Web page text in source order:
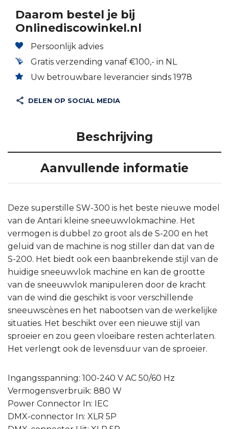
Daarom bestel je bij
Onlinediscowinkel.nl
Persoonlijk advies
Gratis verzending vanaf €100,- in NL
Uw betrouwbare leverancier sinds 1978
DELEN OP SOCIAL MEDIA
Beschrijving
Aanvullende informatie
Deze superstille SW-300 is het beste nieuwe model
van de Antari kleine sneeuwvlokmachine. Het
vermogen is dubbel zo groot als de S-200 en het
geluid van de machine is nog stiller dan dat van de
S-200. Het biedt ook een baanbrekende stijl van de
huidige sneeuwvlok machine en kan de grootte
van de sneeuwvlok manipuleren door de kracht
van de wind die geschikt is voor verschillende
sneeuwscènes en het nabootsen van de werkelijke
situaties. Het beschikt over een nieuwe stijl van
sproeier en zou geen vloeibare resten achterlaten.
Het verlengt ook de levensduur van de sproeier.
Ingangsspanning: 100-240 V AC 50/60 Hz
Vermogensverbruik: 880 W
Power Connector In: IEC
DMX-connector In: XLR 5P